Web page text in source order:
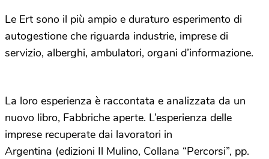
Le Ert sono il più ampio e duraturo esperimento di
autogestione che riguarda industrie, imprese di
servizio, alberghi, ambulatori, organi d’informazione.
La loro esperienza è raccontata e analizzata da un
nuovo libro, Fabbriche aperte. L’esperienza delle
imprese recuperate dai lavoratori in
Argentina (edizioni Il Mulino, Collana “Percorsi”, pp.